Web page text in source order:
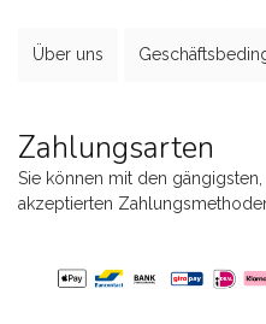
Über uns
Zahlungsarten
Sie können mit den
akzeptierten